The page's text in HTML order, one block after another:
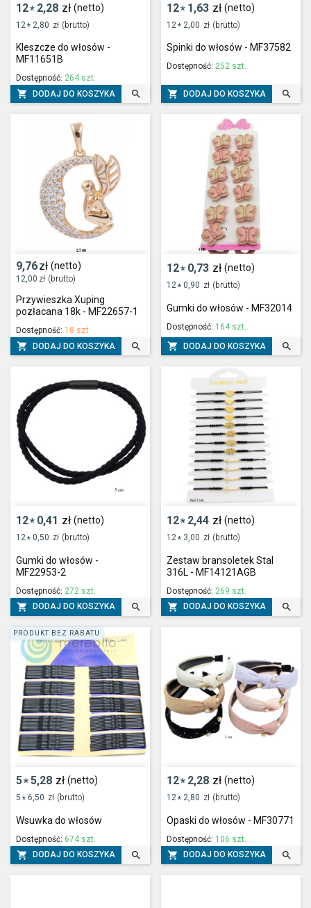
12* 2,28 zł (netto)
12 * 2,80 zł (brutto)
Kleszcze do włosów -
MF11651B
Dostępność: 264 szt.
 DODAJ DO KOSZYKA 
12* 1,63 zł (netto)
12 * 2,00 zł (brutto)
Spinki do włosów - MF37582
Dostępność: 252 szt.
 DODAJ DO KOSZYKA 
9,76zł (netto)
12,00 zł (brutto)
Przywieszka Xuping
pozłacana 18k - MF22657-1
Dostępność: 18 szt.
 DODAJ DO KOSZYKA 
12* 0,73 zł (netto)
12 * 0,90 zł (brutto)
Gumki do włosów - MF32014
Dostępność: 164 szt.
 DODAJ DO KOSZYKA 
12* 0,41 zł (netto)
12 * 0,50 zł (brutto)
Gumki do włosów -
MF22953-2
Dostępność: 272 szt.
 DODAJ DO KOSZYKA 
12* 2,44 zł (netto)
12 * 3,00 zł (brutto)
Zestaw bransoletek Stal
316L - MF14121AGB
Dostępność: 269 szt.
 DODAJ DO KOSZYKA 
5*5,28 zł (netto)
5 * 6,50 zł (brutto)
Wsuwka do włosów
Dostępność: 674 szt.
 DODAJ DO KOSZYKA 
PRODUKT BEZ RABATU
12* 2,28 zł (netto)
12* 2,80 zł (brutto)
Opaski do włosów - MF30771
Dostępność: 106 szt.
 DODAJ DO KOSZYKA 